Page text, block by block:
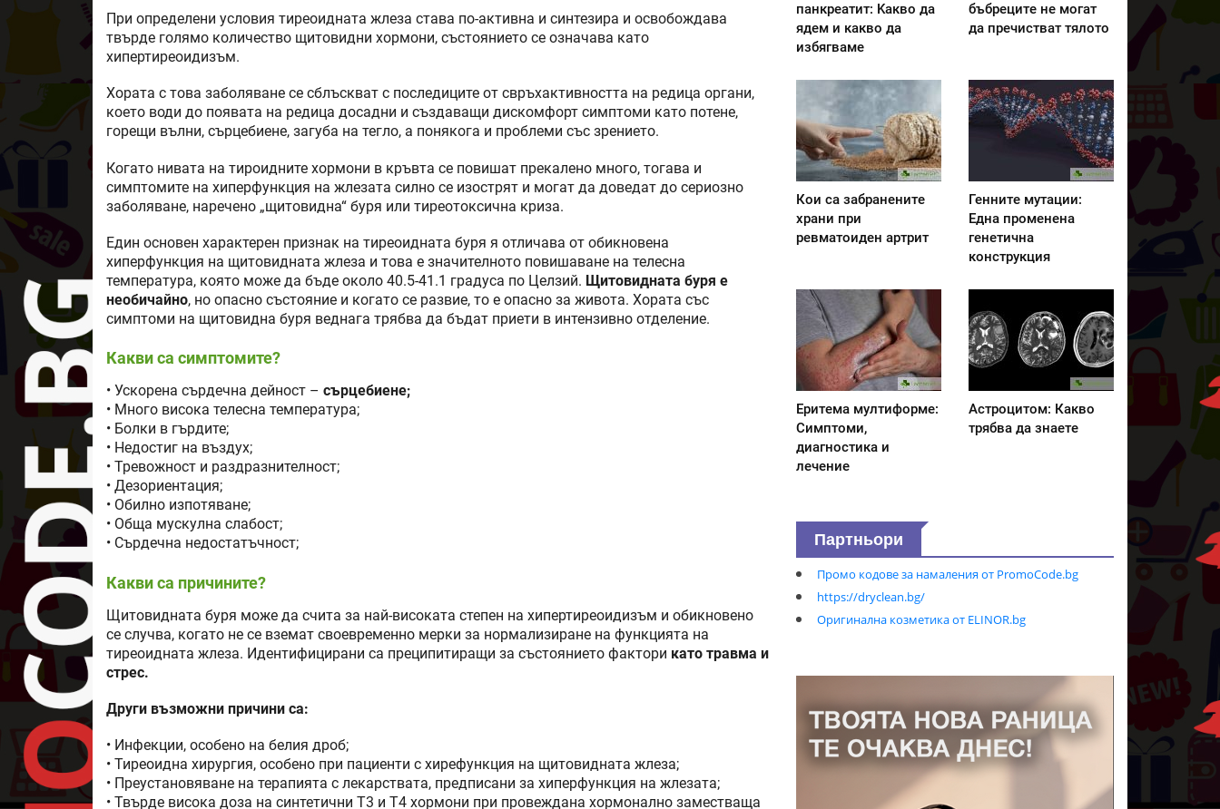
При определени условия тиреоидната жлеза става по-активна и синтезира и освобождава
твърде голямо количество щитовидни хормони, състоянието се означава като
хипертиреоидизъм.
Хората с това заболяване се сблъскват с последиците от свръхактивността на редица органи,
което води до появата на редица досадни и създаващи дискомфорт симптоми като потене,
горещи вълни, сърцебиене, загуба на тегло, а понякога и проблеми със зрението.
Когато нивата на тироидните хормони в кръвта се повишат прекалено много, тогава и
симптомите на хиперфункция на жлезата силно се изострят и могат да доведат до сериозно
заболяване, наречено „щитовидна“ буря или тиреотоксична криза.
Един основен характерен признак на тиреоидната буря я отличава от обикновена
хиперфункция на щитовидната жлеза и това е значителното повишаване на телесна
температура, която може да бъде около 40.5-41.1 градуса по Целзий. Щитовидната буря е
необичайно, но опасно състояние и когато се развие, то е опасно за живота. Хората със
симптоми на щитовидна буря веднага трябва да бъдат приети в интензивно отделение.
Какви са симптомите?
• Ускорена сърдечна дейност – сърцебиене;
• Много висока телесна температура;
• Болки в гърдите;
• Недостиг на въздух;
• Тревожност и раздразнителност;
• Дезориентация;
• Обилно изпотяване;
• Обща мускулна слабост;
• Сърдечна недостатъчност;
Какви са причините?
Щитовидната буря може да счита за най-високата степен на хипертиреоидизъм и обикновено
се случва, когато не се вземат своевременно мерки за нормализиране на функцията на
тиреоидната жлеза. Идентифицирани са преципитиращи за състоянието фактори като травма и
стрес.
Други възможни причини са:
• Инфекции, особено на белия дроб;
• Тиреоидна хирургия, особено при пациенти с хирефункция на щитовидната жлеза;
• Преустановяване на терапията с лекарствата, предписани за хиперфункция на жлезата;
• Твърде висока доза на синтетични Т3 и Т4 хормони при провеждана хормонално заместваща
панкреатит: Kакво да
ядем и какво да
избягваме
бъбреците не могат
да пречистват тялото
Кои са забранените
храни при
ревматоиден артрит
Генните мутации:
Една променена
генетична
конструкция
Еритема мултиформе:
Симптоми,
диагностика и
лечение
Астроцитом: Какво
трябва да знаете
Партньори
Промо кодове за намаления от PromoCode.bg
https://dryclean.bg/
Оригинална козметика от ELINOR.bg